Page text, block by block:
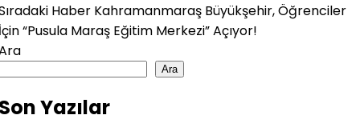
Haber Kahramanmaraş Büyükşehir, Öğrenciler
“Pusula Maraş Eğitim Merkezi” Açıyor!
Ara
Yazılar